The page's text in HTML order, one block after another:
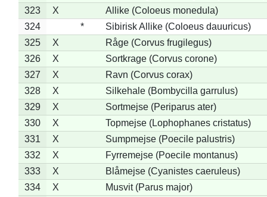
323
X
Allike (Coloeus monedula)
324
*
Sibirisk Allike (Coloeus dauuricus)
325
X
Råge (Corvus frugilegus)
326
X
Sortkrage (Corvus corone)
327
X
Ravn (Corvus corax)
328
X
Silkehale (Bombycilla garrulus)
329
X
Sortmejse (Periparus ater)
330
X
Topmejse (Lophophanes cristatus)
331
X
Sumpmejse (Poecile palustris)
332
X
Fyrremejse (Poecile montanus)
333
X
Blåmejse (Cyanistes caeruleus)
334
X
Musvit (Parus major)